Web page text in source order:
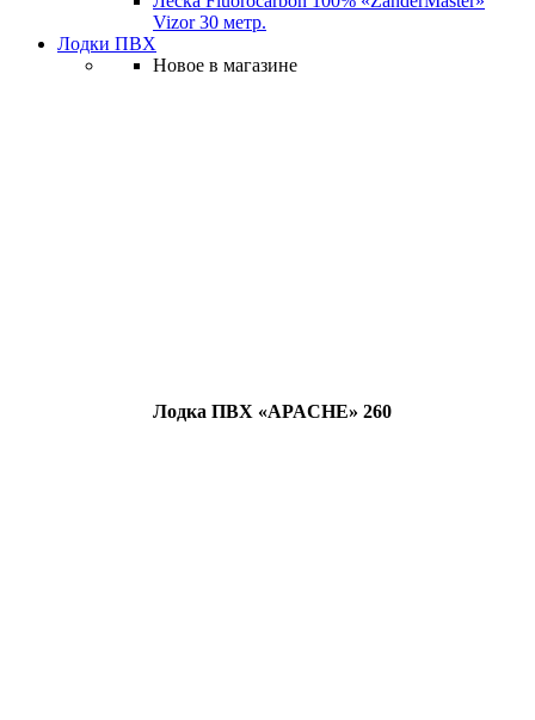
Vizor 30 метр.
Лодки ПВХ
Новое в магазине
Лодка ПВХ «APACHE» 260